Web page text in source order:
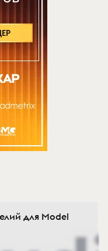
для Model